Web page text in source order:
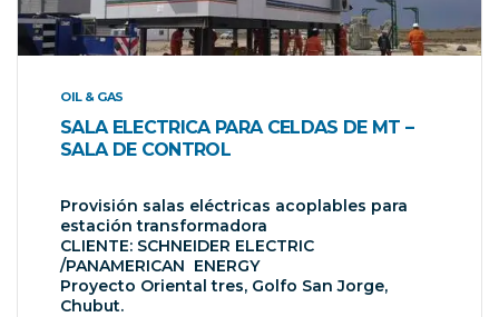
OIL & GAS
SALA ELECTRICA PARA CELDAS DE MT –
SALA DE CONTROL
Provisión salas eléctricas acoplables para
estación transformadora
CLIENTE: SCHNEIDER ELECTRIC
/PANAMERICAN ENERGY
Proyecto Oriental tres, Golfo San Jorge,
Chubut.